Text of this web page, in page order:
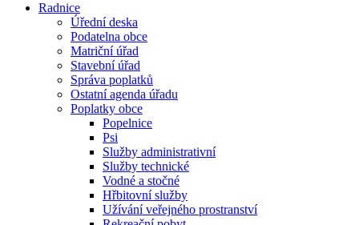
Radnice
Úřední deska
Podatelna obce
Matriční úřad
Stavební úřad
Správa poplatků
Ostatní agenda úřadu
Poplatky obce
Popelnice
Psi
Služby administrativní
Služby technické
Vodné a stočné
Hřbitovní služby
Užívání veřejného prostranství